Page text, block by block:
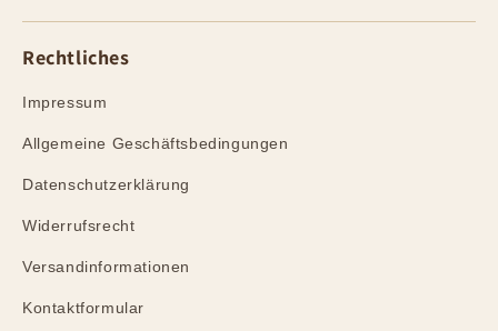
Rechtliches
Impressum
Allgemeine Geschäftsbedingungen
Datenschutzerklärung
Widerrufsrecht
Versandinformationen
Kontaktformular